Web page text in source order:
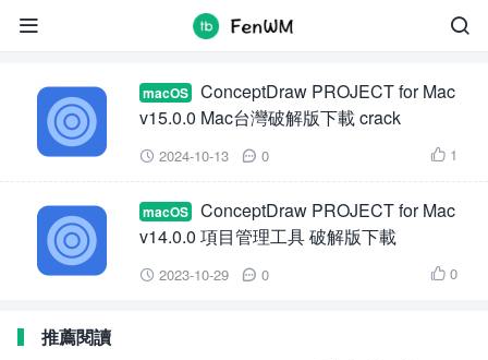

 ConceptDraw PROJECT
macOS
ConceptDraw PROJECT for Mac
v15.0.0 Mac台灣破解版下載 crack
 2024-10-13  0  1
macOS
ConceptDraw PROJECT for Mac
v14.0.0 項目管理工具 破解版下載
 2023-10-29  0  0
推薦閱讀